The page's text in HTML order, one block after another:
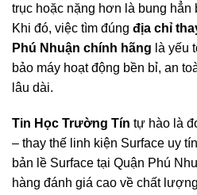
trục hoặc nặng hơn là bung hẳn
Khi đó, việc tìm đúng địa chỉ
Phú Nhuận chính hãng là yếu
bảo máy hoạt động bền bỉ, an
lâu dài.
Tin Học Trường Tín tự hào là
– thay thế linh kiện Surface uy
bản lề Surface tại Quận Phú
hàng đánh giá cao về chất